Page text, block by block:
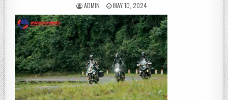
POSTED
BY
ADMIN
POSTED
ON
MAY 10, 2024